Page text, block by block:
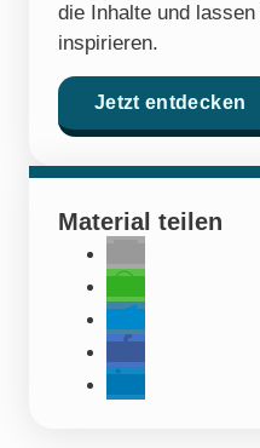
die Inhalte und
inspirieren.
Jetzt entdecken
Material teilen